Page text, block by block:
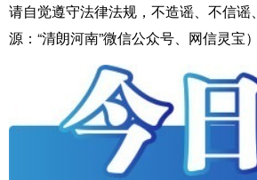
请自觉遵守法律法规，不造谣、不信谣
源：“清朗河南”微信公众号、网信灵宝）